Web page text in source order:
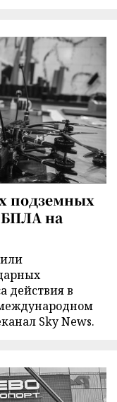
подземных
БПЛА на
действия в
Sky News.